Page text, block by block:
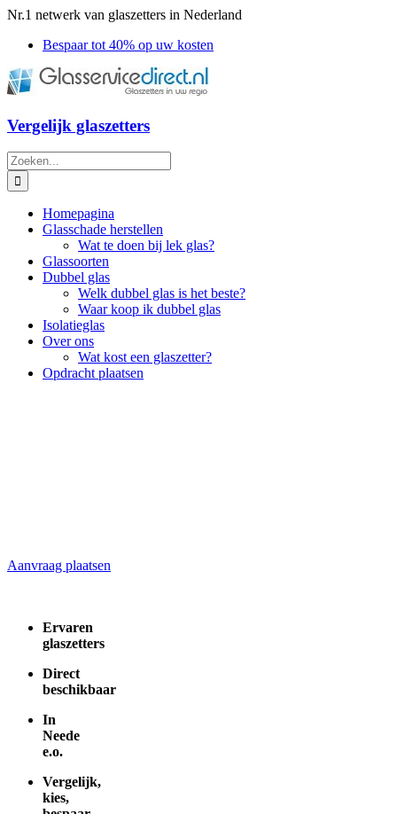
Ga
inhoud
Nr.1 netwerk van glaszetters in Nederland
Bespaar tot 40% op uw kosten
Vergelijk glaszetters
Zoeken
naar:
Homepagina
Glasschade herstellen
Wat te doen bij lek glas?
Glassoorten
Dubbel glas
Welk dubbel glas is het beste?
Waar koop ik dubbel glas
Isolatieglas
Over ons
Wat kost een glaszetter?
Opdracht plaatsen
Aanvraag plaatsen
Ervaren
glaszetters
Direct
beschikbaar
In
Neede
e.o.
Vergelijk,
kies,